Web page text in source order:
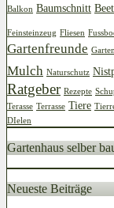
Balkon Baumschnitt
Feinsteinzeug Fliesen
Gartenfreunde
Mulch Naturschutz
Ratgeber Rezepte
Terasse Terrasse Tiere
DIelen
Gartenhaus selber
Neueste Beiträge